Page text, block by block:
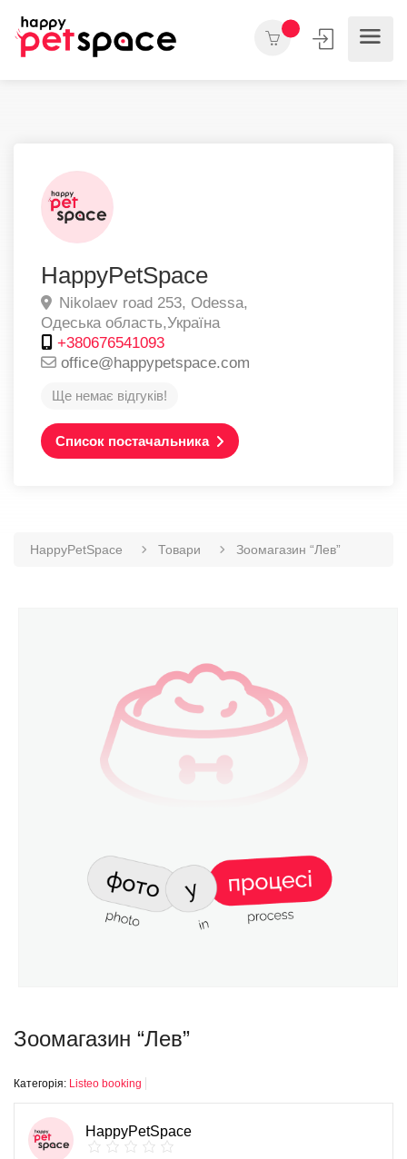
HappyPetSpace
Nikolaev road 253, Odessa,
Одеська область,Україна
+380676541093
office@happypetspace.com
Ще немає відгуків!
Список постачальника
HappyPetSpace Товари Зоомагазин “Лев”
Зоомагазин “Лев”
Категорія: Listeo booking
HappyPetSpace